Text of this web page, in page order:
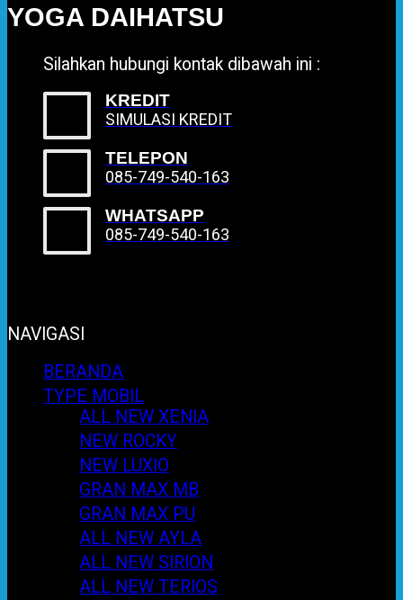
YOGA DAIHATSU
Silahkan hubungi kontak dibawah ini :
KREDIT
SIMULASI KREDIT
TELEPON
085-749-540-163
WHATSAPP
085-749-540-163
NAVIGASI
BERANDA
TYPE MOBIL
ALL NEW XENIA
NEW ROCKY
NEW LUXIO
GRAN MAX MB
GRAN MAX PU
ALL NEW AYLA
ALL NEW SIRION
ALL NEW TERIOS